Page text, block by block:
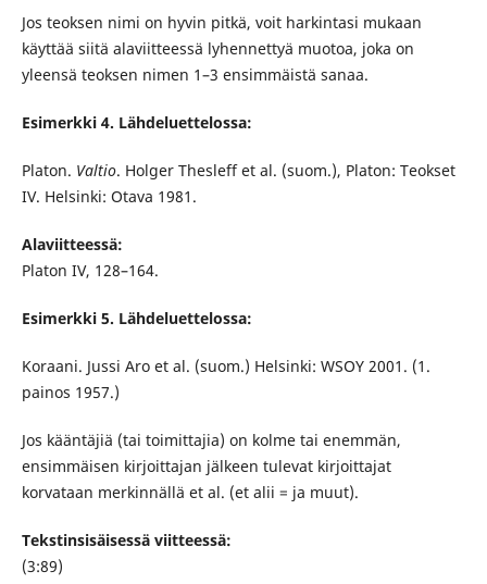
Jos teoksen nimi on hyvin pitkä, voit harkintasi mukaan
käyttää siitä alaviitteessä lyhennettyä muotoa, joka on
yleensä teoksen nimen 1–3 ensimmäistä sanaa.
Esimerkki 4. Lähdeluettelossa:
Platon. Valtio. Holger Thesleff et al. (suom.), Platon: Teokset
IV. Helsinki: Otava 1981.
Alaviitteessä:
Platon IV, 128–164.
Esimerkki 5. Lähdeluettelossa:
Koraani. Jussi Aro et al. (suom.) Helsinki: WSOY 2001. (1.
painos 1957.)
Jos kääntäjiä (tai toimittajia) on kolme tai enemmän,
ensimmäisen kirjoittajan jälkeen tulevat kirjoittajat
korvataan merkinnällä et al. (et alii = ja muut).
Tekstinsisäisessä viitteessä:
(3:89)